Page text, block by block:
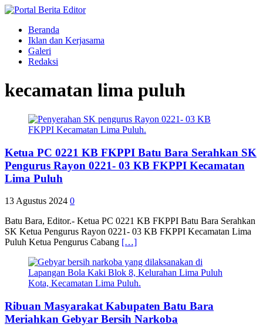
Beranda
Iklan dan Kerjasama
Galeri
Redaksi
kecamatan lima puluh
Ketua PC 0221 KB FKPPI Batu Bara Serahkan SK
Pengurus Rayon 0221- 03 KB FKPPI Kecamatan
Lima Puluh
13 Agustus 2024 0
Batu Bara, Editor.- Ketua PC 0221 KB FKPPI Batu Bara Serahkan
SK Ketua Pengurus Rayon 0221- 03 KB FKPPI Kecamatan Lima
Puluh Ketua Pengurus Cabang […]
Ribuan Masyarakat Kabupaten Batu Bara
Meriahkan Gebyar Bersih Narkoba